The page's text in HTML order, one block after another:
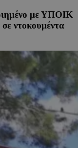
με ΥΠΟΙΚ
ντοκουμέντα